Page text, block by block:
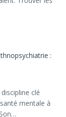
:
clé
mentale à